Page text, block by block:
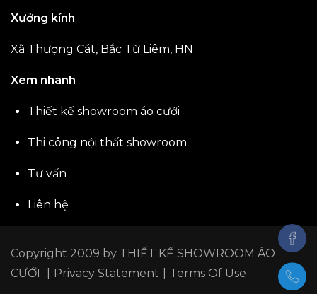
Xưởng kính
Xã Thượng Cát, Bắc Từ Liêm, HN
Xem nhanh
Thiết kế showroom áo cưới
Thi công nội thất showroom
Tư vấn
Liên hệ
Copyright 2009 by THIẾT KẾ SHOWROOM ÁO
CƯỚI
Privacy Statement Terms Of Use